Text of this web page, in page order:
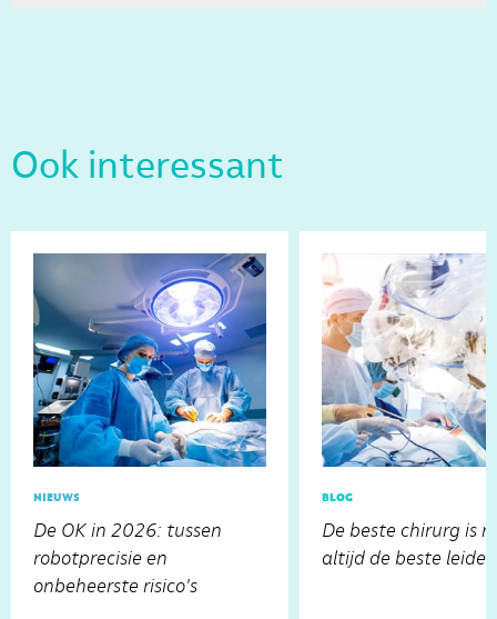
Ook interessant
nieuws
De OK in 2026: tussen
robotprecisie en
onbeheerste risico's
blog
De beste chirurg is
altijd de beste leider